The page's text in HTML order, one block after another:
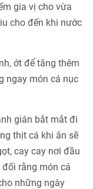
gia vị cho vừa
cho đến khi nước
ớt để tăng thêm
ngay món cá nục
gián bắt mắt đi
thịt cá khi ăn sẽ
cay cay nơi đầu
rằng món cá
những ngày